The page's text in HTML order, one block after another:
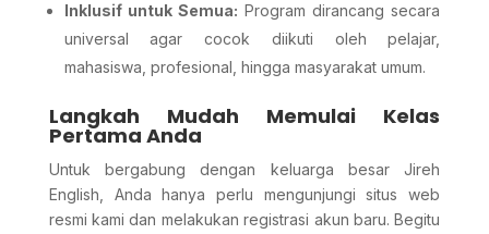
Inklusif untuk Semua: Program dirancang secara
universal agar cocok diikuti oleh pelajar,
mahasiswa, profesional, hingga masyarakat umum.
Langkah Mudah Memulai Kelas
Pertama Anda
Untuk bergabung dengan keluarga besar Jireh
English, Anda hanya perlu mengunjungi situs web
resmi kami dan melakukan registrasi akun baru. Begitu